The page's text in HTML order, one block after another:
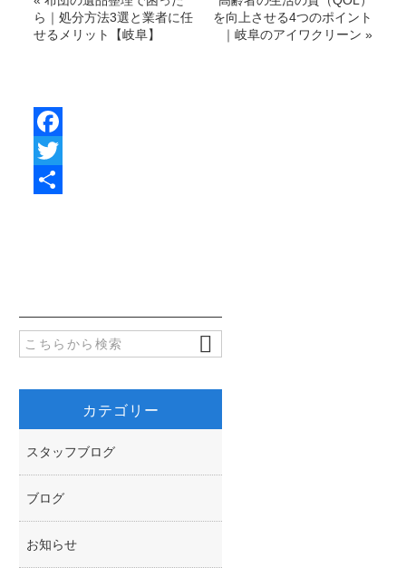
ら｜処分方法3選と業者に任
せるメリット【岐阜】
を向上させる4つのポイント
｜岐阜のアイワクリーン »
F
カテゴリー
スタッフブログ
ブログ
お知らせ